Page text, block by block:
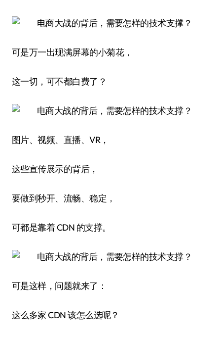
可是万一出现满屏幕的小菊花，
这一切，可不都白费了？
图片、视频、直播、VR，
这些宣传展示的背后，
要做到秒开、流畅、稳定，
可都是靠着 CDN 的支撑。
可是这样，问题就来了：
这么多家 CDN 该怎么选呢？